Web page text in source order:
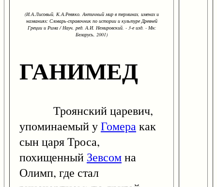
(И.А.Лисовый, К.А.Ревяко. Античный мир в терминах, именах и
названиях: Словарь-справочник по истории и культуре Древней
Греции и Рима / Науч. ред. А.И. Немировский. - 3-е изд. - Мн:
Беларусь, 2001)
ГАНИМЕД
Троянский царевич,
упоминаемый уГомеракак
сын царя Троса,
похищенный Зевсомна
Олимп, где стал